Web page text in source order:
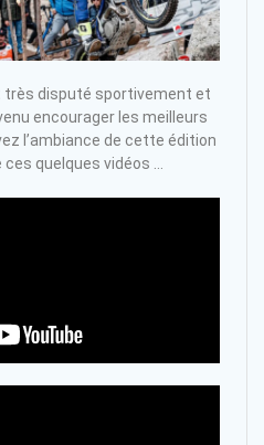
très disputé sportivement et
encourager les meilleurs
l’ambiance de cette édition
ces quelques vidéos …